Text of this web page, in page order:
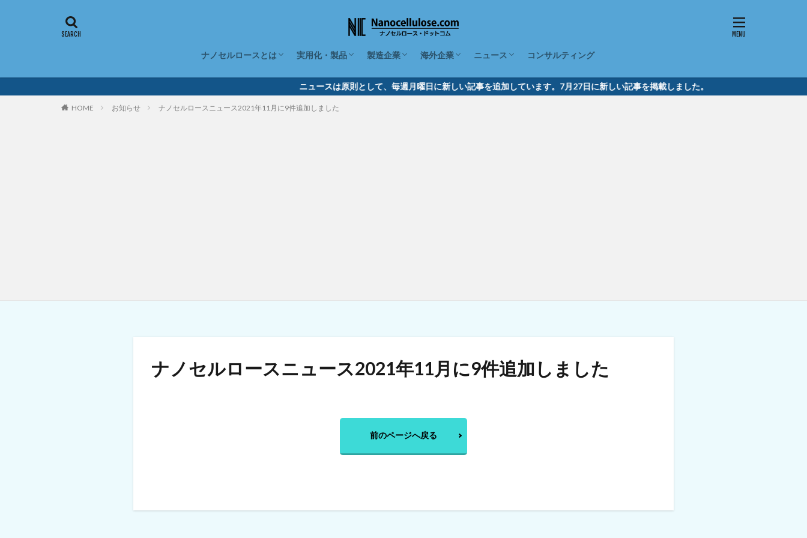
ナノセルロースとは
ナノセルロースとは、種類とその特徴
ナノセルロースの原料と作り方
CNFのデメリット
ナノセルロースの取り扱いとデメリット
ナノセルロースの疎水化・ハイドロゲル・エ
アロゲル
ナノセルロースの国際標準
ナノセルロースが4分でわかる動画
実用化・製品
ナノセルロースの特性
価格と今後の見通し
CNFを使った製品30種（日本）
CNFを使った化粧品・食品（日本）
CNFを混ぜた樹脂複合材料（日本）
素材産業での実用化・製品
化学・先端分野での実用化・製品
製造企業
CNFを製造する国内企業26社
形態から探す
性状から探す
その他の項目から探す
海外企業
製造企業（海外）
利用企業（海外）
関連サービス企業（海外）
ニュース
2026年
2025年
2024年
2023年
2022年
2021年
2020年
コンサルティング
ニュースは原則として、毎週月曜日に新しい記事を追加しています。7月27日に新しい記事を掲載しました。
HOME お知らせ ナノセルロースニュース2021年11月に9件追加しました
ナノセルロースニュース2021年11月に9件追加しました
前のページへ戻る